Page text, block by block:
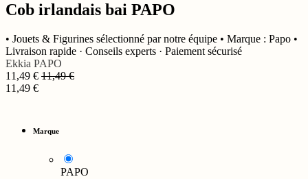
Cob irlandais bai PAPO
• Jouets & Figurines sélectionné par notre équipe • Marque : Papo •
Livraison rapide · Conseils experts · Paiement sécurisé
Ekkia PAPO
11,49 € 11,49€
11,49 €
Marque
PAPO